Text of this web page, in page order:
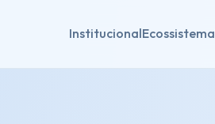
InstitucionalEcossistema